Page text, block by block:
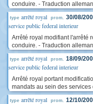
conduire. - Traduction
type arrêté royal prom. 30/08/
service public federal interieur
Arrêté royal modifiant l'arrêté
conduire. - Traduction
type arrêté royal prom. 18/09/
service public federal interieur
Arrêté royal portant
mandats au sein des
type arrêté royal prom. 12/10/